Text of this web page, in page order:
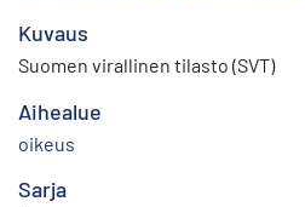
Kuvaus
Suomen virallinen tilasto (SVT)
Aihealue
oikeus
Sarja